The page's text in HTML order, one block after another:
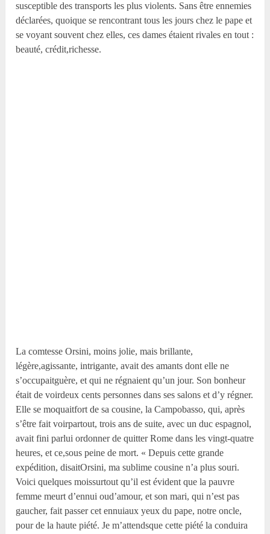
susceptible des transports les plus violents. Sans être ennemies
déclarées, quoique se rencontrant tous les jours chez le pape et
se voyant souvent chez elles, ces dames étaient rivales en tout :
beauté, crédit,richesse.
La comtesse Orsini, moins jolie, mais brillante,
légère,agissante, intrigante, avait des amants dont elle ne
s’occupaitguère, et qui ne régnaient qu’un jour. Son bonheur
était de voirdeux cents personnes dans ses salons et d’y régner.
Elle se moquaitfort de sa cousine, la Campobasso, qui, après
s’être fait voirpartout, trois ans de suite, avec un duc espagnol,
avait fini parlui ordonner de quitter Rome dans les vingt-quatre
heures, et ce,sous peine de mort. « Depuis cette grande
expédition, disaitOrsini, ma sublime cousine n’a plus souri.
Voici quelques moissurtout qu’il est évident que la pauvre
femme meurt d’ennui oud’amour, et son mari, qui n’est pas
gaucher, fait passer cet ennuiaux yeux du pape, notre oncle,
pour de la haute piété. Je m’attendsque cette piété la conduira